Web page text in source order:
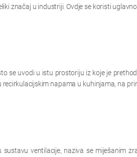
značaj u industriji. Ovdje se koristi
se uvodi u istu prostoriju iz koje je
napama u kuhinjama, na
ventilacije, naziva se miješanim